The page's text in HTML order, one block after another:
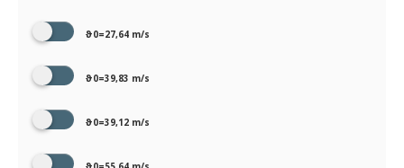
ϑ0=27,64 m/s
ϑ0=39,83 m/s
ϑ0=39,12 m/s